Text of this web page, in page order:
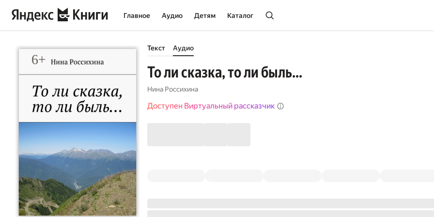
Главное Аудио Детям Каталог
Текст Аудио
То ли сказка, то ли быль...
Нина Россихина
Доступен Виртуальный рассказчик